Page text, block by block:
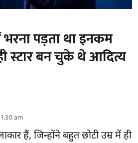
भरना पड़ता था इनकम
स्टार बन चुके थे आदित्य
am
हैं, जिन्होंने बहुत छोटी उम्र में ही